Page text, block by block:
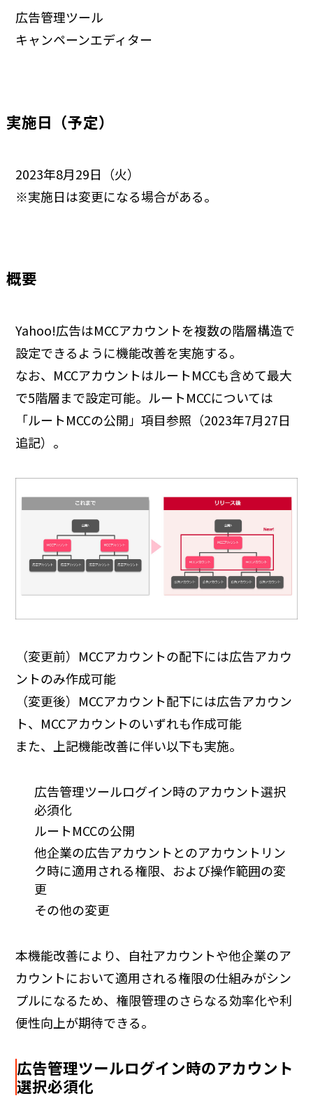
広告管理ツール
キャンペーンエディター
実施日（予定）
2023年8月29日（火）
※実施日は変更になる場合がある。
概要
Yahoo!広告はMCCアカウントを複数の階層構造で
設定できるように機能改善を実施する。
なお、MCCアカウントはルートMCCも含めて最大
で5階層まで設定可能。ルートMCCについては
「ルートMCCの公開」項目参照（2023年7月27日
追記）。
（変更前）MCCアカウントの配下には広告アカウ
ントのみ作成可能
（変更後）MCCアカウント配下には広告アカウン
ト、MCCアカウントのいずれも作成可能
また、上記機能改善に伴い以下も実施。
広告管理ツールログイン時のアカウント選択
必須化
ルートMCCの公開
他企業の広告アカウントとのアカウントリン
ク時に適用される権限、および操作範囲の変
更
その他の変更
本機能改善により、自社アカウントや他企業のア
カウントにおいて適用される権限の仕組みがシン
プルになるため、権限管理のさらなる効率化や利
便性向上が期待できる。
広告管理ツールログイン時のアカウント
選択必須化